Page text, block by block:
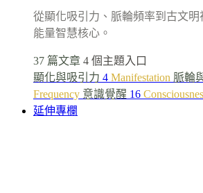
從顯化吸引力、脈輪頻率到古文
能量智慧核心。
37 篇文章 4 個主題入口
顯化與吸引力 4 Manifestation 脈輪
Frequency 意識覺醒 16
延伸專欄